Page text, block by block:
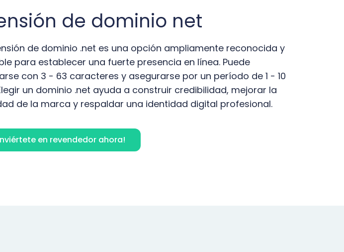
de dominio net
de dominio .net es una opción ampliamente reconocida y
para establecer una fuerte presencia en línea. Puede
con 3 - 63 caracteres y asegurarse por un período de 1 - 10
un dominio .net ayuda a construir credibilidad, mejorar la
de la marca y respaldar una identidad digital profesional.
en revendedor ahora!